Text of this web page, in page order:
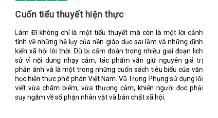
Cuốn tiểu thuyết hiện thực
Làm Đĩ không chỉ là một tiểu thuyết mà còn là một lời cảnh
tỉnh về những hệ lụy của nền giáo dục sai lầm và những định
kiến xã hội lỗi thời. Dù bị cấm đoán trong nhiều giai đoạn lịch
sử vì nội dung nhạy cảm, tác phẩm vẫn giữ nguyên giá trị
phản ánh và là một trong những cuốn sách tiêu biểu của văn
học hiện thực phê phán Việt Nam. Vũ Trọng Phụng sử dụng lối
viết vừa châm biếm, vừa thương cảm, khiến người đọc phải
suy ngẫm về số phận nhân vật và bản chất xã hội.